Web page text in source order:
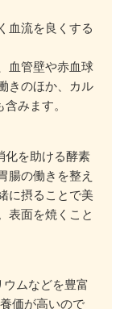
血流を良くする
血管壁や赤血球
きのほか、カル
みます。
化を助ける酵素
腸の働きを整え
に摂ることで美
表面を焼くこと
ムなどを豊富
価が高いので